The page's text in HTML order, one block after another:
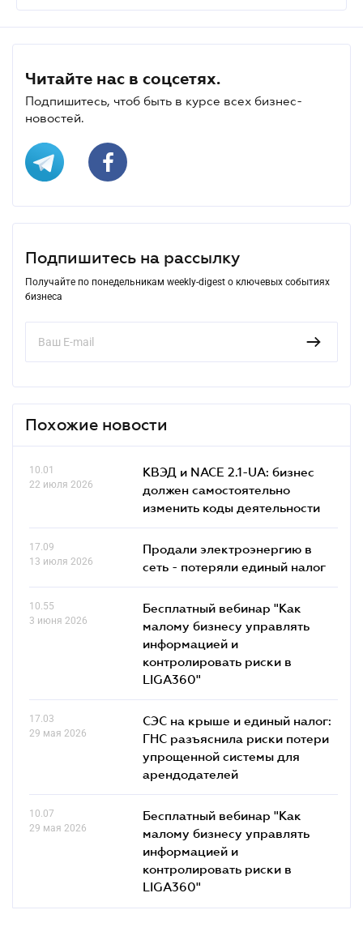
Читайте нас в соцсетях.
Подпишитесь, чтоб быть в курсе всех бизнес-
новостей.
Подпишитесь на рассылку
Получайте по понедельникам weekly-digest о ключевых событиях
бизнеса
Похожие новости
10.01
22 июля 2026
КВЭД и NACE 2.1-UA: бизнес
должен самостоятельно
изменить коды деятельности
17.09
13 июля 2026
Продали электроэнергию в
сеть - потеряли единый налог
10.55
3 июня 2026
Бесплатный вебинар "Как
малому бизнесу управлять
информацией и
контролировать риски в
LIGA360"
17.03
29 мая 2026
СЭС на крыше и единый налог:
ГНС разъяснила риски потери
упрощенной системы для
арендодателей
10.07
29 мая 2026
Бесплатный вебинар "Как
малому бизнесу управлять
информацией и
контролировать риски в
LIGA360"